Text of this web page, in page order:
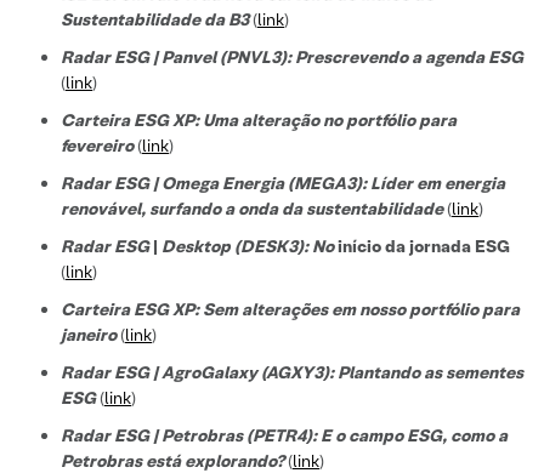
Sustentabilidade da B3(link)
Radar ESG | Panvel (PNVL3): Prescrevendo a agenda ESG
(link)
Carteira ESG XP: Uma alteração no portfólio para
fevereiro(link)
Radar ESG | Omega Energia (MEGA3): Líder em energia
renovável, surfando a onda da sustentabilidade(link)
Radar ESG| Desktop (DESK3): Noinício da jornada ESG
(link)
Carteira ESG XP: Sem alterações em nosso portfólio para
janeiro(link)
Radar ESG | AgroGalaxy (AGXY3): Plantando as sementes
ESG(link)
Radar ESG | Petrobras (PETR4): E o campo ESG, como a
Petrobras está explorando?(link)